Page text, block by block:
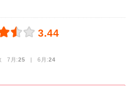
3.44
7月:25 | 6月:24